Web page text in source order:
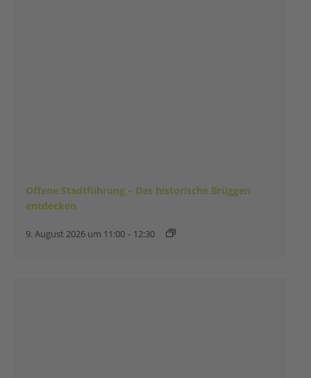
Offene Stadtführung – Das historische Brüggen
entdecken
9. August 2026 um 11:00 - 12:30